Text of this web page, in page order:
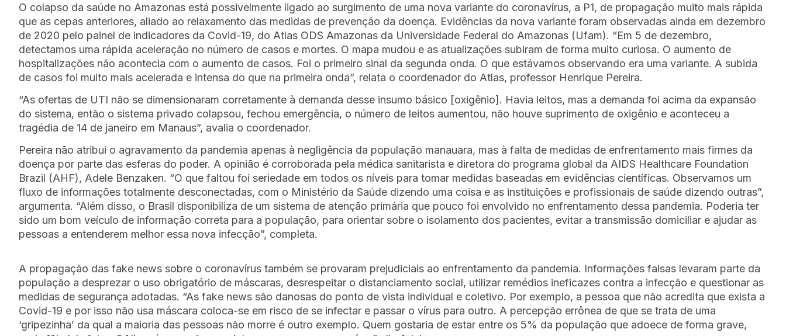
O colapso da saúde no Amazonas está possivelmente ligado ao surgimento de uma nova variante do coronavírus, a P1, de propagação muito mais rápida
que as cepas anteriores, aliado ao relaxamento das medidas de prevenção da doença. Evidências da nova variante foram observadas ainda em dezembro
de 2020 pelo painel de indicadores da Covid-19, do Atlas ODS Amazonas da Universidade Federal do Amazonas (Ufam). “Em 5 de dezembro,
detectamos uma rápida aceleração no número de casos e mortes. O mapa mudou e as atualizações subiram de forma muito curiosa. O aumento de
hospitalizações não acontecia com o aumento de casos. Foi o primeiro sinal da segunda onda. O que estávamos observando era uma variante. A subida
de casos foi muito mais acelerada e intensa do que na primeira onda”, relata o coordenador do Atlas, professor Henrique Pereira.
“As ofertas de UTI não se dimensionaram corretamente à demanda desse insumo básico [oxigênio]. Havia leitos, mas a demanda foi acima da expansão
do sistema, então o sistema privado colapsou, fechou emergência, o número de leitos aumentou, não houve suprimento de oxigênio e aconteceu a
tragédia de 14 de janeiro em Manaus”, avalia o coordenador.
Pereira não atribui o agravamento da pandemia apenas à negligência da população manauara, mas à falta de medidas de enfrentamento mais firmes da
doença por parte das esferas do poder. A opinião é corroborada pela médica sanitarista e diretora do programa global da AIDS Healthcare Foundation
Brazil (AHF), Adele Benzaken. “O que faltou foi seriedade em todos os níveis para tomar medidas baseadas em evidências científicas. Observamos um
fluxo de informações totalmente desconectadas, com o Ministério da Saúde dizendo uma coisa e as instituições e profissionais de saúde dizendo outras”,
argumenta. “Além disso, o Brasil disponibiliza de um sistema de atenção primária que pouco foi envolvido no enfrentamento dessa pandemia. Poderia ter
sido um bom veículo de informação correta para a população, para orientar sobre o isolamento dos pacientes, evitar a transmissão domiciliar e ajudar as
pessoas a entenderem melhor essa nova infecção”, completa.
A propagação das fake news sobre o coronavírus também se provaram prejudiciais ao enfrentamento da pandemia. Informações falsas levaram parte da
população a desprezar o uso obrigatório de máscaras, desrespeitar o distanciamento social, utilizar remédios ineficazes contra a infecção e questionar as
medidas de segurança adotadas. “As fake news são danosas do ponto de vista individual e coletivo. Por exemplo, a pessoa que não acredita que exista a
Covid-19 e por isso não usa máscara coloca-se em risco de se infectar e passar o vírus para outro. A percepção errônea de que se trata de uma
‘gripezinha’ da qual a maioria das pessoas não morre é outro exemplo. Quem gostaria de estar entre os 5% da população que adoece de forma grave,